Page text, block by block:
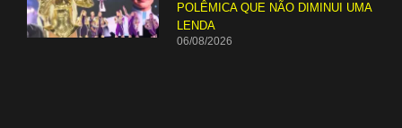
POLÊMICA QUE NÃO DIMINUI UMA
LENDA
06/08/2026